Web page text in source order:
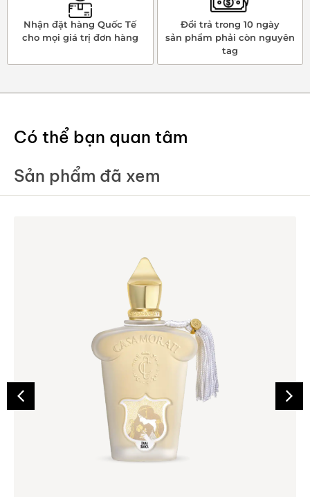
Nhận đặt hàng Quốc Tế
cho mọi giá trị đơn hàng
Đổi trả trong 10 ngày
sản phẩm phải còn nguyên
tag
Có thể bạn quan tâm
Sản phẩm đã xem